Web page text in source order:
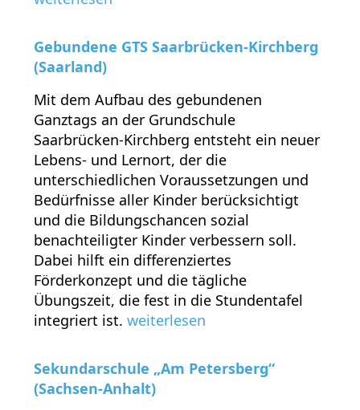
Gebundene GTS Saarbrücken-Kirchberg
(Saarland)
Mit dem Aufbau des gebundenen
Ganztags an der Grundschule
Saarbrücken-Kirchberg entsteht ein neuer
Lebens- und Lernort, der die
unterschiedlichen Voraussetzungen und
Bedürfnisse aller Kinder berücksichtigt
und die Bildungschancen sozial
benachteiligter Kinder verbessern soll.
Dabei hilft ein differenziertes
Förderkonzept und die tägliche
Übungszeit, die fest in die Stundentafel
integriert ist. weiterlesen
Sekundarschule „Am Petersberg“
(Sachsen-Anhalt)